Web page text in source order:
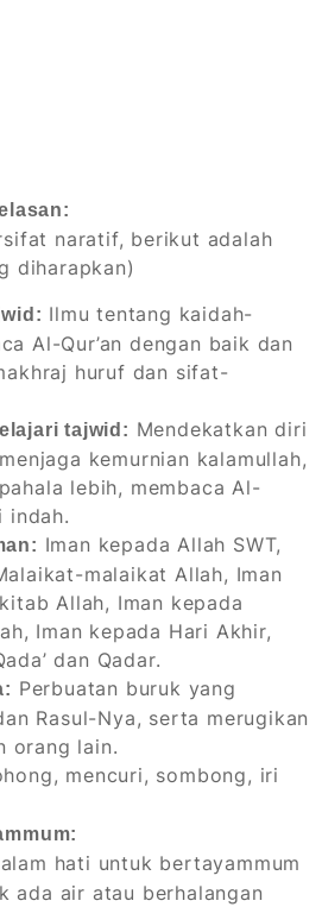
naratif, berikut adalah
diharapkan)
Ilmu tentang kaidah-
Al-Qur’an dengan baik dan
huruf dan sifat-
tajwid: Mendekatkan diri
kemurnian kalamullah,
lebih, membaca Al-
indah.
Iman kepada Allah SWT,
malaikat Allah, Iman
Allah, Iman kepada
Iman kepada Hari Akhir,
dan Qadar.
Perbuatan buruk yang
Rasul-Nya, serta merugikan
orang lain.
mencuri, sombong, iri
hati untuk bertayammum
ada air atau berhalangan